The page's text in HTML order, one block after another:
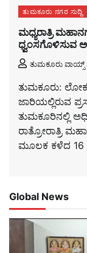
ತುಮಕೂರು ನಗರ ಸುದ್ದಿ
ಮಧ್ಯರಾತ್ರಿ
ಧ್ವಂಸಗೊಳಿಸುವ
ತುಮಕೂರು ವಾಯ್ಸ್
ತುಮಕೂರು:
ಜಾರಿಯಲ್ಲಿರುವ
ತುಮಕೂರಿನಲ್ಲಿ
ರಾತ್ರೋರಾತ್ರಿ
ಮೂಲಕ ಕಳೆದ 16
Global News